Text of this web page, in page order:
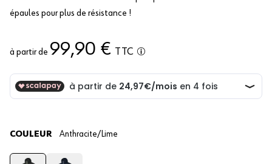
épaules pour plus de résistance !
à partir de 99,90 € TTC
COULEUR Anthracite/Lime